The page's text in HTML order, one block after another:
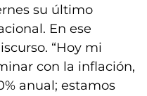
su último
En ese
“Hoy mi
con la inflación,
anual; estamos